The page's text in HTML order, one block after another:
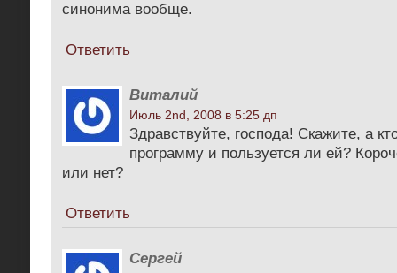
синонима вообще.
Ответить
Виталий
Июль 2nd, 2008 в 5:25 дп
Здравствуйте, господа! Скажите, а
программу и пользуется ли ей?
или нет?
Ответить
Сергей